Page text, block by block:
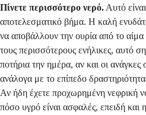
Πίνετε περισσότερο νερό. Αυτό
αποτελεσματικό βήμα. Η καλή
να αποβάλλουν την ουρία από το αίμα
τους περισσότερους ενήλικες, αυτό
ποτήρια την ημέρα, αν και οι
ανάλογα με το επίπεδο
Αν ήδη έχετε προχωρημένη νεφρική
πόσο υγρό είναι ασφαλές, επειδή και